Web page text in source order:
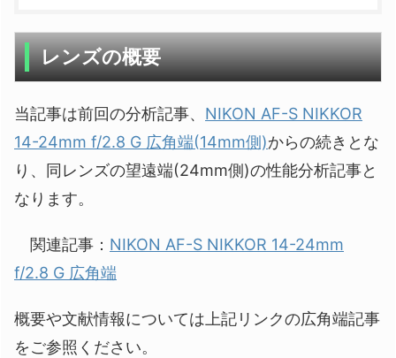
レンズの概要
当記事は前回の分析記事、 NIKON AF-S NIKKOR
14-24mm f/2.8 G 広角端(14mm側)からの続きとな
り、同レンズの望遠端(24mm側)の性能分析記事と
なります。
関連記事： NIKON AF-S NIKKOR 14-24mm
f/2.8 G 広角端
概要や文献情報については上記リンクの広角端記事
をご参照ください。